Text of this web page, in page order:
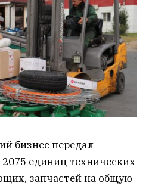
бизнес передал
единиц технических
запчастей на общую